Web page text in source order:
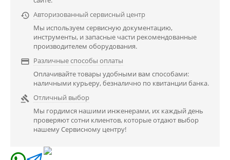
 Авторизованный сервисный центр
Мы используем сервисную документацию,
инструменты, и запасные части рекомендованные
производителем оборудования.
 Различные способы оплаты
Оплачивайте товары удобными вам способами:
наличными курьеру, безналично по квитанции банка.
 Отличный выбор
Мы гордимся нашими инженерами, их каждый день
проверяют сотни клиентов, которые отдают выбор
нашему Сервисному центру!